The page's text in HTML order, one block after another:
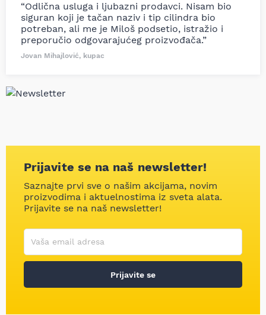
“Odlična usluga i ljubazni prodavci. Nisam bio
siguran koji je tačan naziv i tip cilindra bio
potreban, ali me je Miloš podsetio, istražio i
preporučio odgovarajućeg proizvođača.”
Jovan Mihajlović, kupac
Prijavite se na naš newsletter!
Saznajte prvi sve o našim akcijama, novim
proizvodima i aktuelnostima iz sveta alata.
Prijavite se na naš newsletter!
Korisničko ime
Vaša email adresa
Prijavite se